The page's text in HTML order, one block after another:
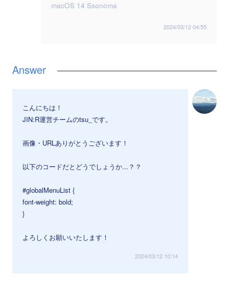
macOS 14 Ssonoma
2024/03/12 04:55
こんにちは！
JIN:R運営チームのtsu_です。
画像・URLありがとうございます！
以下のコードだとどうでしょうか...？？
#globalMenuList {
font-weight: bold;
}
よろしくお願いいたします！
2024/03/12 10:14